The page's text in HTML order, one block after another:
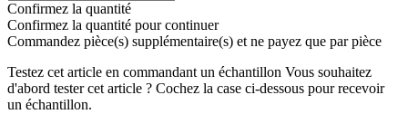
Confirmez la quantité
Confirmez la quantité pour continuer
Commandez pièce(s) supplémentaire(s) et ne payez que par pièce
Testez cet article en commandant un échantillon Vous souhaitez
d'abord tester cet article ? Cochez la case ci-dessous pour recevoir
un échantillon.